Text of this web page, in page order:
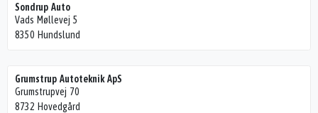
Sondrup Auto
Vads Møllevej 5
8350 Hundslund
Grumstrup Autoteknik ApS
Grumstrupvej 70
8732 Hovedgård